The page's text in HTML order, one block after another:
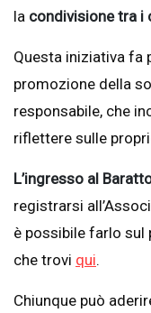
la condivisione tra i
Questa iniziativa fa
promozione della
responsabile, che
riflettere sulle
L’ingresso al
registrarsi
è possibile farlo
che trovi qui.
Chiunque può